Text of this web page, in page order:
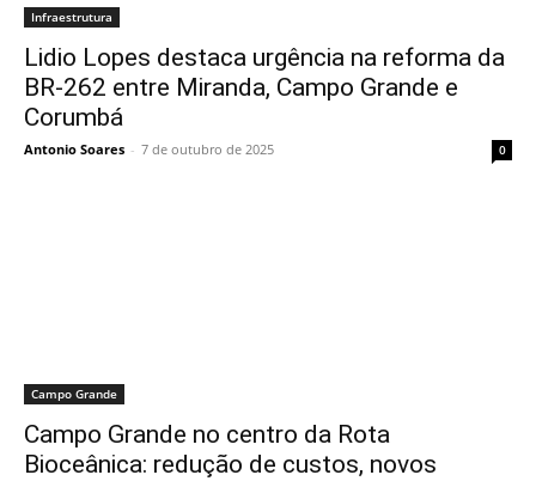
Infraestrutura
Lidio Lopes destaca urgência na reforma da
BR-262 entre Miranda, Campo Grande e
Corumbá
Antonio Soares - 7 de outubro de 2025 0
Campo Grande
Campo Grande no centro da Rota
Bioceânica: redução de custos, novos